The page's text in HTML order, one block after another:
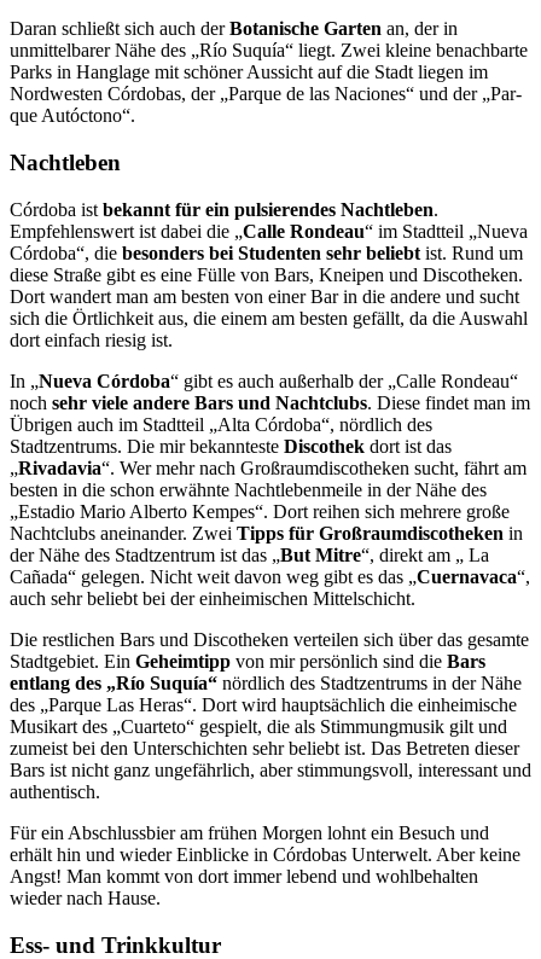
Daran schließt sich auch derBotanische Garten an, der in
unmittelbarer Nähe des „Río Suquía“ liegt. Zwei kleine benachbarte
Parks in Hanglage mit schöner Aussicht auf die Stadt liegen im
Nordwesten Córdobas, der „Parque de las Naciones“ und der „Par­
que Autóctono“.
Nachtleben
Córdoba ist bekannt für ein pulsierendes Nachtleben.
Empfehlenswert ist dabei die „Calle Rondeau“ im Stadtteil „Nueva
Córdoba“, die besonders bei Studenten sehr beliebt ist. Rund um
diese Straße gibt es eine Fülle von Bars, Kneipen und Discotheken.
Dort wan­dert man am besten von einer Bar in die andere und sucht
sich die Örtlichkeit aus, die ei­nem am besten gefällt, da die Auswahl
dort einfach riesig ist.
In „Nueva Córdoba“ gibt es auch außerhalb der „Calle Rondeau“
noch sehr viele andere Bars und Nachtclubs. Diese findet man im
Übrigen auch im Stadtteil „Alta Córdoba“, nördlich des
Stadtzentrums. Die mir bekannteste Discothek dort ist das
„Rivadavia“. Wer mehr nach Großraumdiscotheken sucht, fährt am
besten in die schon erwähnte Nachtlebenmeile in der Nähe des
„Estadio Mario Alberto Kempes“. Dort reihen sich mehrere große
Nachtclubs aneinander. Zwei Tipps für Großraumdiscotheken in
der Nähe des Stadtzentrum ist das „But Mitre“, direkt am „ La
Cañada“ gelegen. Nicht weit davon weg gibt es das „Cuernavaca“,
auch sehr beliebt bei der einheimischen Mittelschicht.
Die restlichen Bars und Discotheken verteilen sich über das gesamte
Stadtgebiet. Ein Geheimtipp von mir persönlich sind die Bars
entlang des „Río Suquía“ nördlich des Stadtzentrums in der Nähe
des „Parque Las Heras“. Dort wird hauptsächlich die einheimische
Musikart des „Cuarteto“ gespielt, die als Stimmungmusik gilt und
zumeist bei den Unterschichten sehr beliebt ist. Das Betreten dieser
Bars ist nicht ganz ungefährlich, aber stimmungsvoll, interessant und
authentisch.
Für ein Abschlussbier am frühen Morgen lohnt ein Besuch und
erhält hin und wieder Einblicke in Córdobas Unterwelt. Aber keine
Angst! Man kommt von dort immer lebend und wohlbehalten
wieder nach Hause.
Ess- und Trinkkultur